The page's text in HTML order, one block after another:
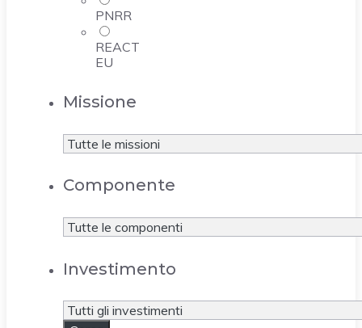
PNRR
REACT
EU
Missione
Componente
Investimento